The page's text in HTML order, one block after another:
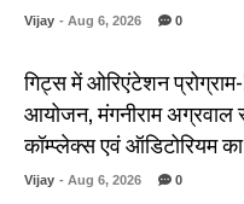
Vijay - Aug 6, 2026 0
गिट्स में ओरिएंटेशन
आयोजन, मंगनीराम अग्रवाल
कॉम्प्लेक्स एवं ऑडिटोरियम का
Vijay - Aug 6, 2026 0